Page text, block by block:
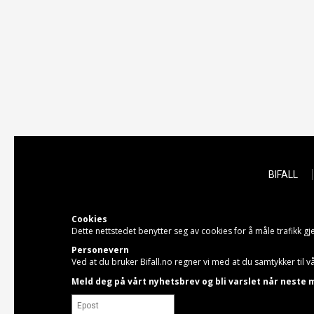
BIFALL
Cookies
Dette nettstedet benytter seg av cookies for å måle trafikk
Personevern
Ved at du bruker Bifall.no regner vi med at du samtykker til
Meld deg på vårt nyhetsbrev og bli varslet når neste